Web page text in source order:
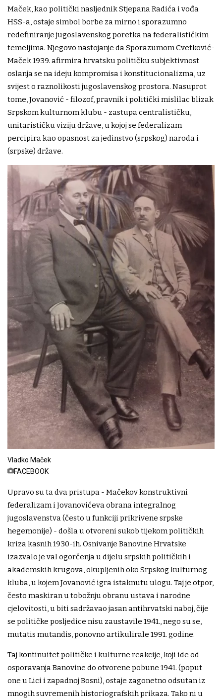
Maček, kao politički nasljednik Stjepana Radića i vođa
HSS-a, ostaje simbol borbe za mirno i sporazumno
redefiniranje jugoslavenskog poretka na federalističkim
temeljima. Njegovo nastojanje da Sporazumom Cvetković-
Maček 1939. afirmira hrvatsku političku subjektivnost
oslanja se na ideju kompromisa i konstitucionalizma, uz
svijest o raznolikosti jugoslavenskog prostora. Nasuprot
tome, Jovanović - filozof, pravnik i politički mislilac blizak
Srpskom kulturnom klubu - zastupa centralističku,
unitarističku viziju države, u kojoj se federalizam
percipira kao opasnost za jedinstvo (srpskog) naroda i
(srpske) države.
Vladko Maček
FACEBOOK
Upravo su ta dva pristupa - Mačekov konstruktivni
federalizam i Jovanovićeva obrana integralnog
jugoslavenstva (često u funkciji prikrivene srpske
hegemonije) - došla u otvoreni sukob tijekom političkih
kriza kasnih 1930-ih. Osnivanje Banovine Hrvatske
izazvalo je val ogorčenja u dijelu srpskih političkih i
akademskih krugova, okupljenih oko Srpskog kulturnog
kluba, u kojem Jovanović igra istaknutu ulogu. Taj je otpor,
često maskiran u tobožnju obranu ustava i narodne
cjelovitosti, u biti sadržavao jasan antihrvatski naboj, čije
se političke posljedice nisu zaustavile 1941., nego su se,
mutatis mutandis, ponovno artikulirale 1991. godine.
Taj kontinuitet političke i kulturne reakcije, koji ide od
osporavanja Banovine do otvorene pobune 1941. (poput
one u Lici i zapadnoj Bosni), ostaje zagonetno odsutan iz
mnogih suvremenih historiografskih prikaza. Tako ni u